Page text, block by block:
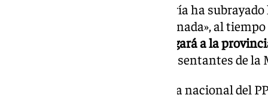
) de Almería ha
la conexión AVE a través de Granada», al
no llegará a la
reunión de trabajo con los representantes de la
A la cita han acudido la diputada nacional del